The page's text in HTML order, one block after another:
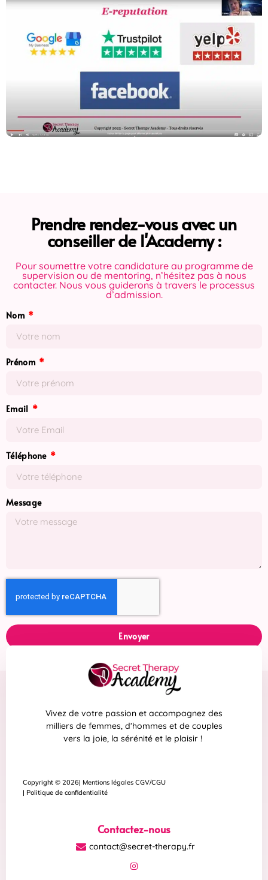
Prendre rendez-vous avec un
conseiller de l'Academy :
Pour soumettre votre candidature au programme de
supervision ou de mentoring, n’hésitez pas à nous
contacter. Nous vous guiderons à travers le processus
d’admission.
Nom
Prénom
Email
Téléphone
Message
Envoyer
Vivez de votre passion et accompagnez des
milliers de femmes, d’hommes et de couples
vers la joie, la sérénité et le plaisir !
Copyright © 2026| Mentions légales CGV/CGU
| Politique de confidentialité
Contactez-nous
contact@secret-therapy.fr